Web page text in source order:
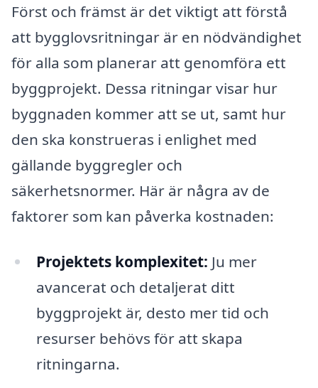
Först och främst är det viktigt att förstå
att bygglovsritningar är en nödvändighet
för alla som planerar att genomföra ett
byggprojekt. Dessa ritningar visar hur
byggnaden kommer att se ut, samt hur
den ska konstrueras i enlighet med
gällande byggregler och
säkerhetsnormer. Här är några av de
faktorer som kan påverka kostnaden:
Projektets komplexitet: Ju mer
avancerat och detaljerat ditt
byggprojekt är, desto mer tid och
resurser behövs för att skapa
ritningarna.